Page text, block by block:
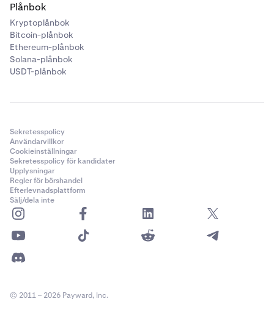
Plånbok
Kryptoplånbok
Bitcoin-plånbok
Ethereum-plånbok
Solana-plånbok
USDT-plånbok
Sekretesspolicy
Användarvillkor
Cookieinställningar
Sekretesspolicy för kandidater
Upplysningar
Regler för börshandel
Efterlevnadsplattform
Sälj/dela inte
© 2011 – 2026 Payward, Inc.